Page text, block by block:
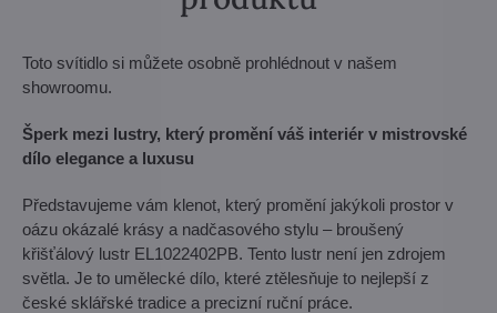
Toto svítidlo si můžete osobně prohlédnout v našem
showroomu.
Šperk mezi lustry, který promění váš interiér v mistrovské
dílo elegance a luxusu
Představujeme vám klenot, který promění jakýkoli prostor v
oázu okázalé krásy a nadčasového stylu – broušený
křišťálový lustr EL1022402PB. Tento lustr není jen zdrojem
světla. Je to umělecké dílo, které ztělesňuje to nejlepší z
české sklářské tradice a precizní ruční práce.